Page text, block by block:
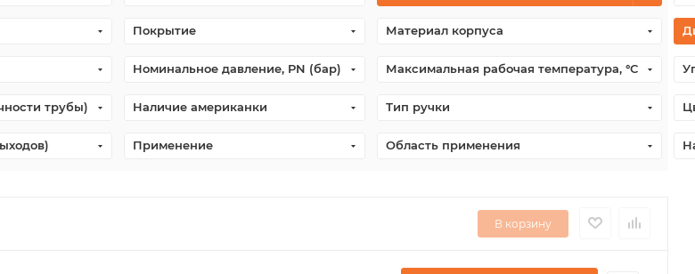
Покрытие Материал корпуса
Номинальное давление, PN (бар) Максимальная рабочая температура, °С
трубы) Наличие американки Тип ручки
Применение Область применения
В корзину